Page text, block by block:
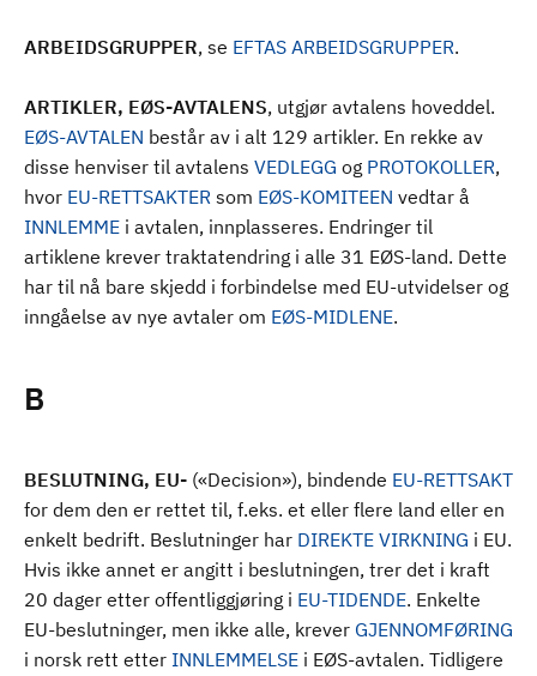
ARBEIDSGRUPPER, se EFTAS ARBEIDSGRUPPER.
ARTIKLER, EØS-AVTALENS, utgjør avtalens hoveddel.
EØS-AVTALEN består av i alt 129 artikler. En rekke av
disse henviser til avtalens VEDLEGG og PROTOKOLLER,
hvor EU-RETTSAKTER som EØS-KOMITEEN vedtar å
INNLEMME i avtalen, innplasseres. Endringer til
artiklene krever traktatendring i alle 31 EØS-land. Dette
har til nå bare skjedd i forbindelse med EU-utvidelser og
inngåelse av nye avtaler om EØS-MIDLENE.
B
BESLUTNING, EU- («Decision»), bindende EU-RETTSAKT
for dem den er rettet til, f.eks. et eller flere land eller en
enkelt bedrift. Beslutninger har DIREKTE VIRKNING i EU.
Hvis ikke annet er angitt i beslutningen, trer det i kraft
20 dager etter offentliggjøring i EU-TIDENDE. Enkelte
EU-beslutninger, men ikke alle, krever GJENNOMFØRING
i norsk rett etter INNLEMMELSE i EØS-avtalen. Tidligere